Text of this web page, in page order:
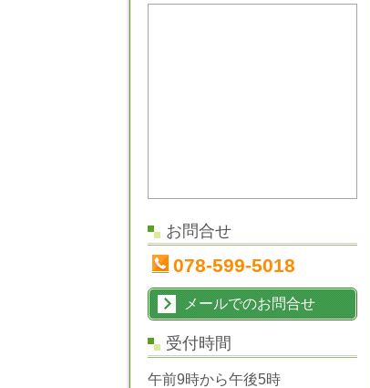
お問合せ
078-599-5018
メールでのお問合せ
受付時間
午前9時から午後5時